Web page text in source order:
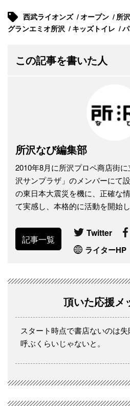
西武ライオンズ オープン
所
グランエミオ所沢
キッズトイレ
この記事を書いた人
所沢なび編集部
2010年8月に所沢プロペ商店街
沢サンプラザ」のメンバーにて
の東日本大震災を機に、正確な
て実感し、本格的に活動を開始し
記事一覧
Twitter
ライターHP
頂いた応援メ
スタート時点で書店ないのは
呼ぶくらいじゃないと。